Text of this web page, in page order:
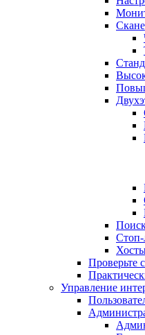
Стоп-
Проверьте
Управление